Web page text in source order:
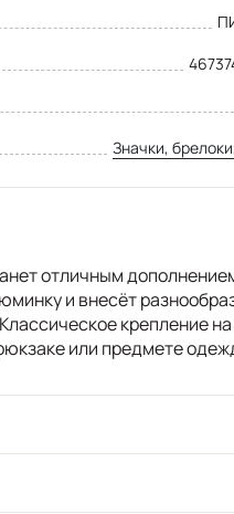
Значки,
отличным
и внесёт
крепление
или предмете